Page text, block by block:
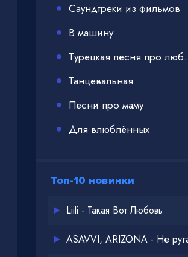
Саундтреки из фильмов
В машину
Турецкая песня про любовь
Танцевальная
Песни про маму
Для влюблённых
Топ-10 новинки
Liili - Такая Вот Любовь